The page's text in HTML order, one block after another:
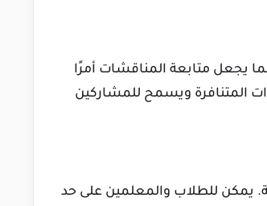
يجعل متابعة المناقشات أمرًا
المتنافرة ويسمح للمشاركين
يمكن للطلاب والمعلمين على حد